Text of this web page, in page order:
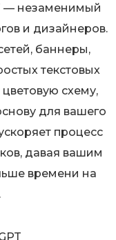
— незаменимый
и дизайнеров.
баннеры,
текстовых
схему,
для вашего
процесс
давая вашим
времени на